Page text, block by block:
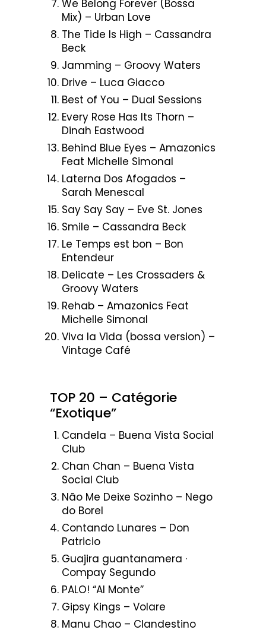
We Belong Forever (Bossa
Mix) – Urban Love
The Tide Is High – Cassandra
Beck
Jamming – Groovy Waters
Drive – Luca Giacco
Best of You – Dual Sessions
Every Rose Has Its Thorn –
Dinah Eastwood
Behind Blue Eyes – Amazonics
Feat Michelle Simonal
Laterna Dos Afogados –
Sarah Menescal
Say Say Say – Eve St. Jones
Smile – Cassandra Beck
Le Temps est bon – Bon
Entendeur
Delicate – Les Crossaders &
Groovy Waters
Rehab – Amazonics Feat
Michelle Simonal
Viva la Vida (bossa version) –
Vintage Café
TOP 20 – Catégorie
“Exotique”
Candela – Buena Vista Social
Club
Chan Chan – Buena Vista
Social Club
Não Me Deixe Sozinho – Nego
do Borel
Contando Lunares – Don
Patricio
Guajira guantanamera ·
Compay Segundo
PALO! “Al Monte”
Gipsy Kings – Volare
Manu Chao – Clandestino